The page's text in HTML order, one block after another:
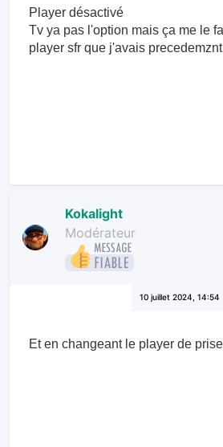
Player désactivé
Tv ya pas l'option mais ça me le
player sfr que j'avais precedemznt
Kokalight
Modérateur
10 juillet 2024, 14:54
Et en changeant le player de